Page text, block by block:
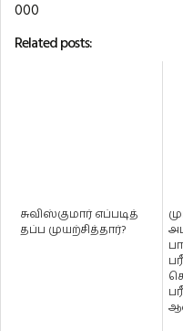
000
Related posts:
சுவிஸ்குமார் எப்படித்
தப்ப முயற்சித்தார்?